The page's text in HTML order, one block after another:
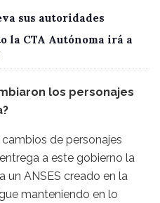
sus autoridades
la CTA Autónoma irá a
los personajes
de personajes
a este gobierno la
un ANSES creado en la
manteniendo en lo